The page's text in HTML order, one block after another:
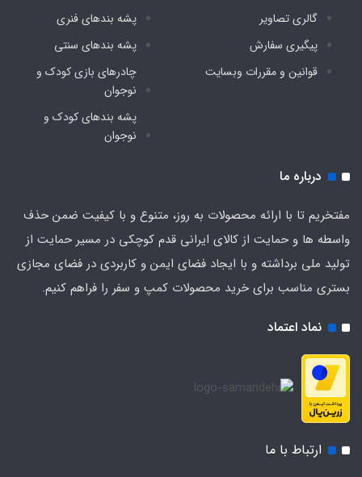
نماد اعتماد
گالری تصاویر
پیگیری سفارش
قوانین و مقررات وبسایت
پشه‌ بندهای فنری
پشه‌ بندهای سنتی
چادرهای بازی کودک و
نوجوان
پشه‌ بندهای کودک و
نوجوان
درباره ما
مفتخریم تا با ارائه محصولات به روز، متنوع و با کیفیت ضمن حذف
واسطه ها و حمایت از کالای ایرانی قدم کوچکی در مسیر حمایت از
تولید ملی برداشته و با ایجاد فضای ایمن و کاربردی در فضای مجازی
بستری مناسب برای خرید محصولات کمپ و سفر را فراهم کنیم.
ارتباط با ما